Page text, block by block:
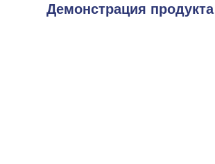
Демонстрация продукта